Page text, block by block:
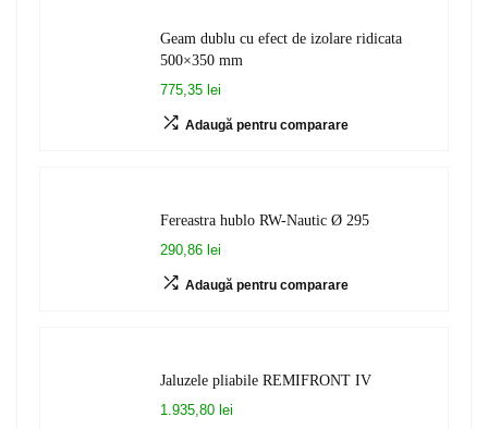
Geam dublu cu efect de izolare ridicata
500×350 mm
775,35 lei
Adaugă pentru comparare
Fereastra hublo RW-Nautic Ø 295
290,86 lei
Adaugă pentru comparare
Jaluzele pliabile REMIFRONT IV
1.935,80 lei